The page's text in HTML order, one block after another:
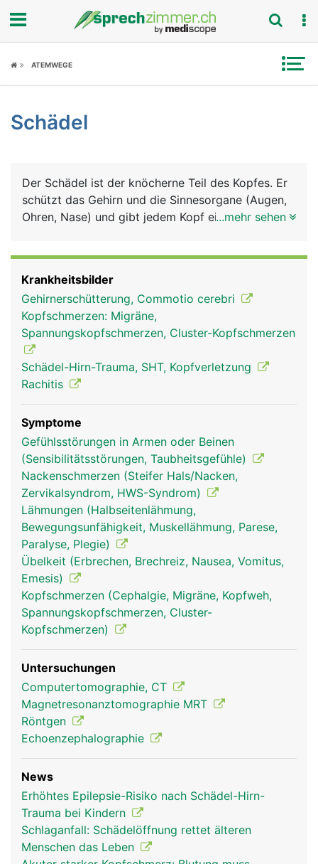
Fokus
Symptome
News
Rubriken
ATEMWEGE
Schädel
Der Schädel ist der knöcherne Teil des Kopfes. Er
schützt das Gehirn und die Sinnesorgane (Augen,
Ohren, Nase) und gibt jedem Kopf eine
Keilbein sowie in den Gesichtsschädel mit 2
grossen Knochen, dem Oberkiefer und Unterkiefer
und weiteren kleinen Knochen wie Tränenbein oder
Nasenbein unterteilt werden.
Schädel Frau Schädel Mann
...mehr sehen
Krankheitsbilder
Gehirnerschütterung, Commotio cerebri
Kopfschmerzen: Migräne,
Spannungskopfschmerzen, Cluster-Kopfschmerzen
Schädel-Hirn-Trauma, SHT, Kopfverletzung
Rachitis
Symptome
Gefühlsstörungen in Armen oder Beinen
(Sensibilitätsstörungen, Taubheitsgefühle)
Nackenschmerzen (Steifer Hals/Nacken,
Zervikalsyndrom, HWS-Syndrom)
Lähmungen (Halbseitenlähmung,
Bewegungsunfähigkeit, Muskellähmung, Parese,
Paralyse, Plegie)
Übelkeit (Erbrechen, Brechreiz, Nausea, Vomitus,
Emesis)
Kopfschmerzen (Cephalgie, Migräne, Kopfweh,
Spannungskopfschmerzen, Cluster-
Kopfschmerzen)
Untersuchungen
Computertomographie, CT
Magnetresonanztomographie MRT
Röntgen
Echoenzephalographie
News
Erhöhtes Epilepsie-Risiko nach Schädel-Hirn-
Trauma bei Kindern
Schlaganfall: Schädelöffnung rettet älteren
Menschen das Leben